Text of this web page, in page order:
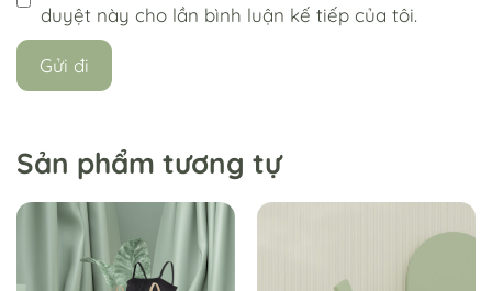
duyệt này cho lần bình luận kế tiếp của tôi.
Sản phẩm tương tự